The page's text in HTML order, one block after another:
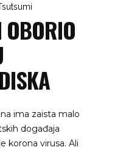
OBORIO
ima zaista malo
događaja
korona virusa. Ali